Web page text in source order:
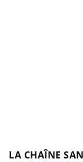
LA CHAÎNE